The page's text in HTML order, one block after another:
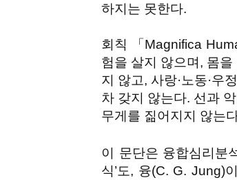
하지는 못한다.
회칙 「Magnifica
험을 살지 않으며, 몸
지 않고, 사랑·노동·우
차 갖지 않는다. 선과
무게를 짊어지지 않는
이 문단은 융합심리분
식’도, 융(C. G. Jung)